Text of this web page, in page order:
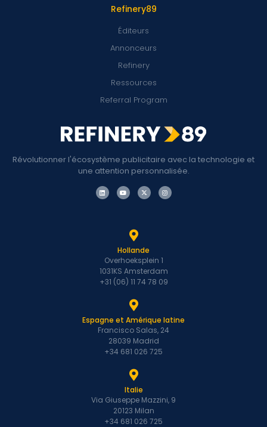
Révolutionner l'écosystème publicitaire avec la technologie et
une attention personnalisée.
Refinery89
Éditeurs
Annonceurs
Refinery
Ressources
Referral Program
Hollande
Overhoeksplein 1
1031KS Amsterdam
+31 (06) 11 74 78 09
Espagne et Amérique latine
Francisco Salas, 24
28039 Madrid
+34 681 026 725
Italie
Via Giuseppe Mazzini, 9
20123 Milan
+34 681 026 725